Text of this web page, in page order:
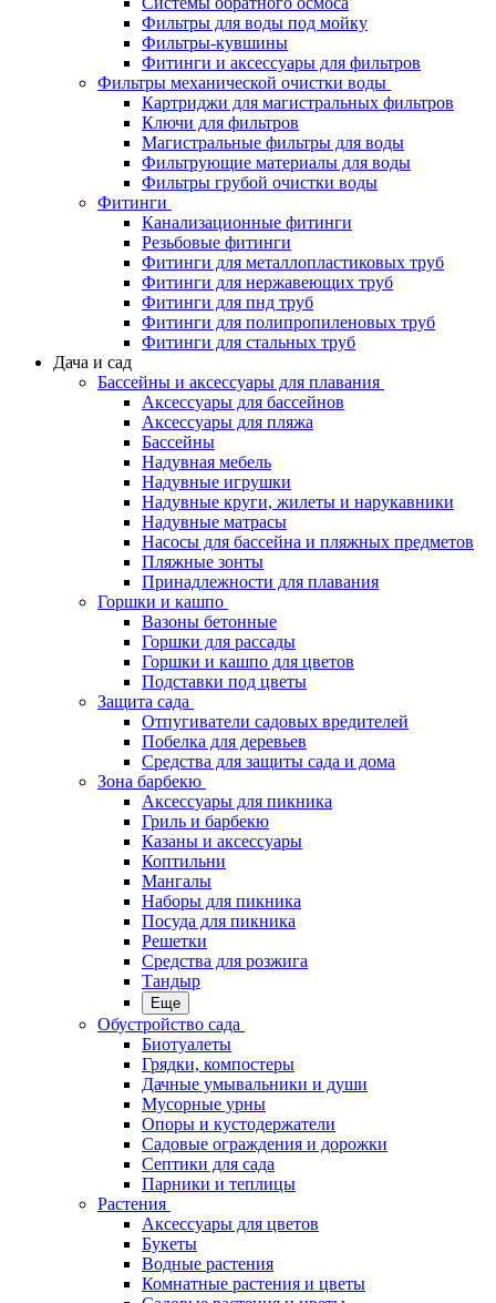
Фильтры для воды под мойку
Фильтры-кувшины
Фитинги и аксессуары для фильтров
Фильтры механической очистки воды
Картриджи для магистральных фильтров
Ключи для фильтров
Магистральные фильтры для воды
Фильтрующие материалы для воды
Фильтры грубой очистки воды
Фитинги
Канализационные фитинги
Резьбовые фитинги
Фитинги для металлопластиковых труб
Фитинги для нержавеющих труб
Фитинги для пнд труб
Фитинги для полипропиленовых труб
Фитинги для стальных труб
Дача и сад
Бассейны и аксессуары для плавания
Аксессуары для бассейнов
Аксессуары для пляжа
Бассейны
Надувная мебель
Надувные игрушки
Надувные круги, жилеты и нарукавники
Надувные матрасы
Насосы для бассейна и пляжных предметов
Пляжные зонты
Принадлежности для плавания
Горшки и кашпо
Вазоны бетонные
Горшки для рассады
Горшки и кашпо для цветов
Подставки под цветы
Защита сада
Отпугиватели садовых вредителей
Побелка для деревьев
Средства для защиты сада и дома
Зона барбекю
Аксессуары для пикника
Гриль и барбекю
Казаны и аксессуары
Коптильни
Мангалы
Наборы для пикника
Посуда для пикника
Решетки
Средства для розжига
Тандыр
Еще
Обустройство сада
Биотуалеты
Грядки, компостеры
Дачные умывальники и души
Мусорные урны
Опоры и кустодержатели
Садовые ограждения и дорожки
Септики для сада
Парники и теплицы
Растения
Аксессуары для цветов
Букеты
Водные растения
Комнатные растения и цветы